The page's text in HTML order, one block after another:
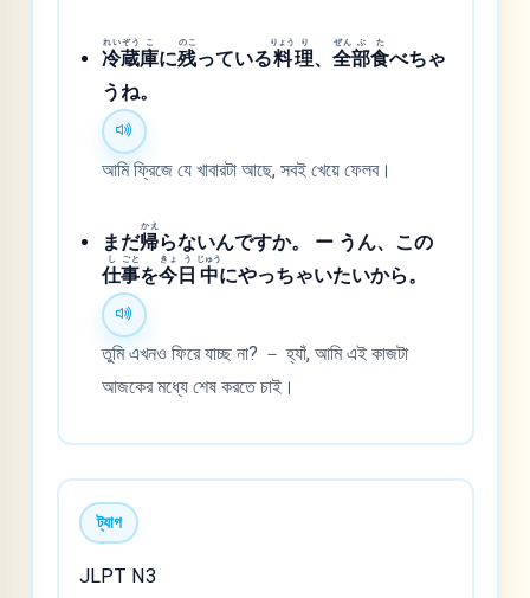
冷
れい
蔵
ぞう
庫
こ
に残
のこ
っている料
りょう
理
り
、全
ぜん
部
ぶ
食
た
べちゃ
うね。
আমি ফ্রিজে যে খাবারটা আছে, সবই খেয়ে ফেলব।
まだ帰
かえ
らないんですか。 ー うん、この
仕
し
事
ごと
を今
きょ
日
う
中
じゅう
にやっちゃいたいから。
তুমি এখনও ফিরে যাচ্ছ না? － হ্যাঁ, আমি এই কাজটা
আজকের মধ্যে শেষ করতে চাই।
ট্যাগ
JLPT N3